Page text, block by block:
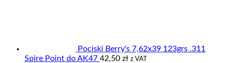
Pociski Berry's 7,62x39 123grs .311
Spire Point do AK47 42,50 zł z VAT